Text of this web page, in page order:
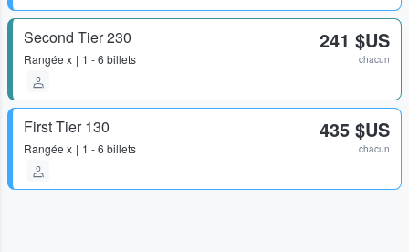
Second Tier 230
Rangée x 1 - 6 billets
241 $US
chacun
First Tier 130
Rangée x 1 - 6 billets
435 $US
chacun